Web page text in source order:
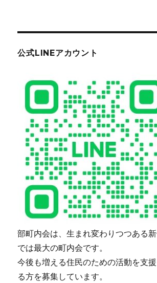
公式LINEアカウント
部町内会は、生まれ変わりつつある
では最大の町内会です。
今後も増える住民のための活動を支
る方を募集しています。